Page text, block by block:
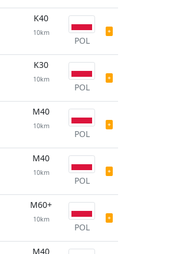
K40
10km
POL
K30
10km
POL
M40
10km
POL
M40
10km
POL
M60+
10km
POL
M40